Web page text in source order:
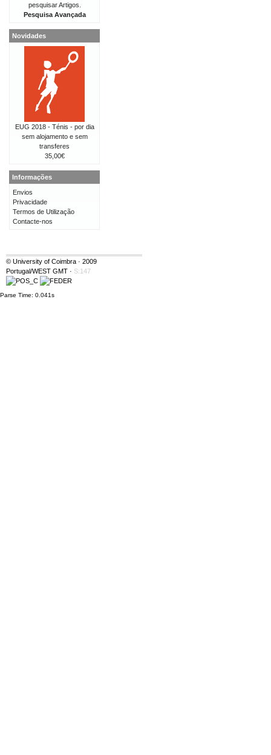
pesquisar Artigos.
Pesquisa Avançada
Novidades
EUG 2018 - Ténis - por dia
sem alojamento e sem
transferes
35,00€
Informações
Envios
Privacidade
Termos de Utilização
Contacte-nos
© University of Coimbra · 2009
Portugal/WEST GMT · S:147
Parse Time: 0.041s